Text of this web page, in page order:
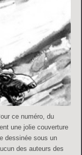
ce numéro, du
une jolie couverture
dessinée sous un
des auteurs des